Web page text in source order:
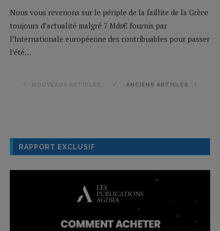
Nous vous revenons sur le périple de la faillite de la Grèce
toujours d’actualité malgré 7 Mds€ fournis par
l’Internationale européenne des contribuables pour passer
l’été…
NOUVEAUX ARTICLES ANCIENS ARTICLES
RAPPORT EXCLUSIF